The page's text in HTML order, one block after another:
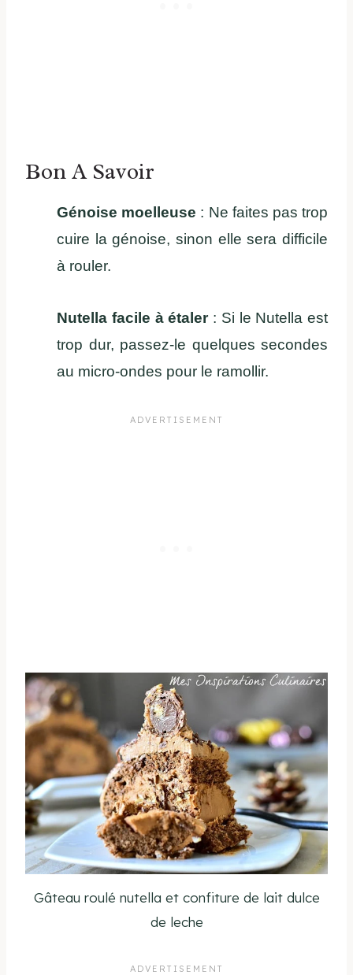
Bon A Savoir
Génoise moelleuse : Ne faites pas trop
cuire la génoise, sinon elle sera difficile
à rouler.
Nutella facile à étaler: Si le Nutella est
trop dur, passez-le quelques secondes
au micro-ondes pour le ramollir.
Gâteau roulé nutella et confiture de lait dulce
de leche